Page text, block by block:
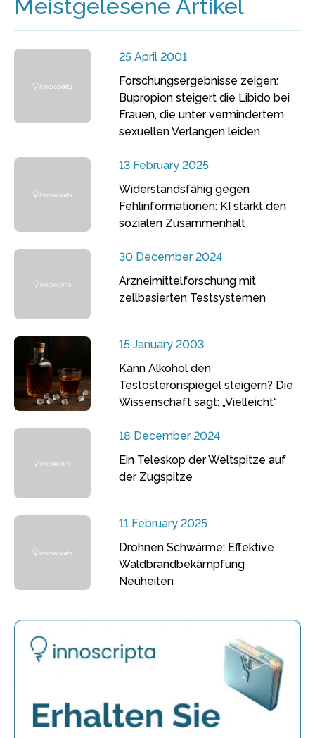
Meistgelesene Artikel
25 April 2001
Forschungsergebnisse zeigen:
Bupropion steigert die Libido bei
Frauen, die unter vermindertem
sexuellen Verlangen leiden
13 February 2025
Widerstandsfähig gegen
Fehlinformationen: KI stärkt den
sozialen Zusammenhalt
30 December 2024
Arzneimittelforschung mit
zellbasierten Testsystemen
15 January 2003
Kann Alkohol den
Testosteronspiegel steigern? Die
Wissenschaft sagt: „Vielleicht“
18 December 2024
Ein Teleskop der Weltspitze auf
der Zugspitze
11 February 2025
Drohnen Schwärme: Effektive
Waldbrandbekämpfung
Neuheiten